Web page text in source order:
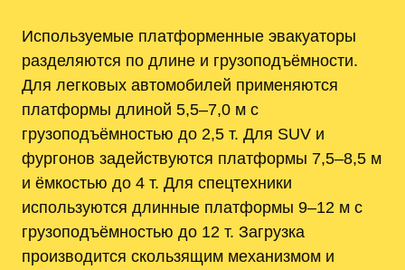
Используемые платформенные эвакуаторы
разделяются по длине и грузоподъёмности.
Для легковых автомобилей применяются
платформы длиной 5,5–7,0 м с
грузоподъёмностью до 2,5 т. Для SUV и
фургонов задействуются платформы 7,5–8,5 м
и ёмкостью до 4 т. Для спецтехники
используются длинные платформы 9–12 м с
грузоподъёмностью до 12 т. Загрузка
производится скользящим механизмом и